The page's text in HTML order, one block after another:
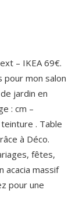
– IKEA 69€.
pour mon salon
jardin en
: cm –
. Table
à Déco.
fêtes,
acacia massif
pour une